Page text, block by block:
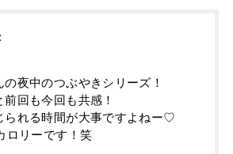
夜中のつぶやきシリーズ！
回も今回も共感！
られる時間が大事ですよねー♡
ロリーです！笑